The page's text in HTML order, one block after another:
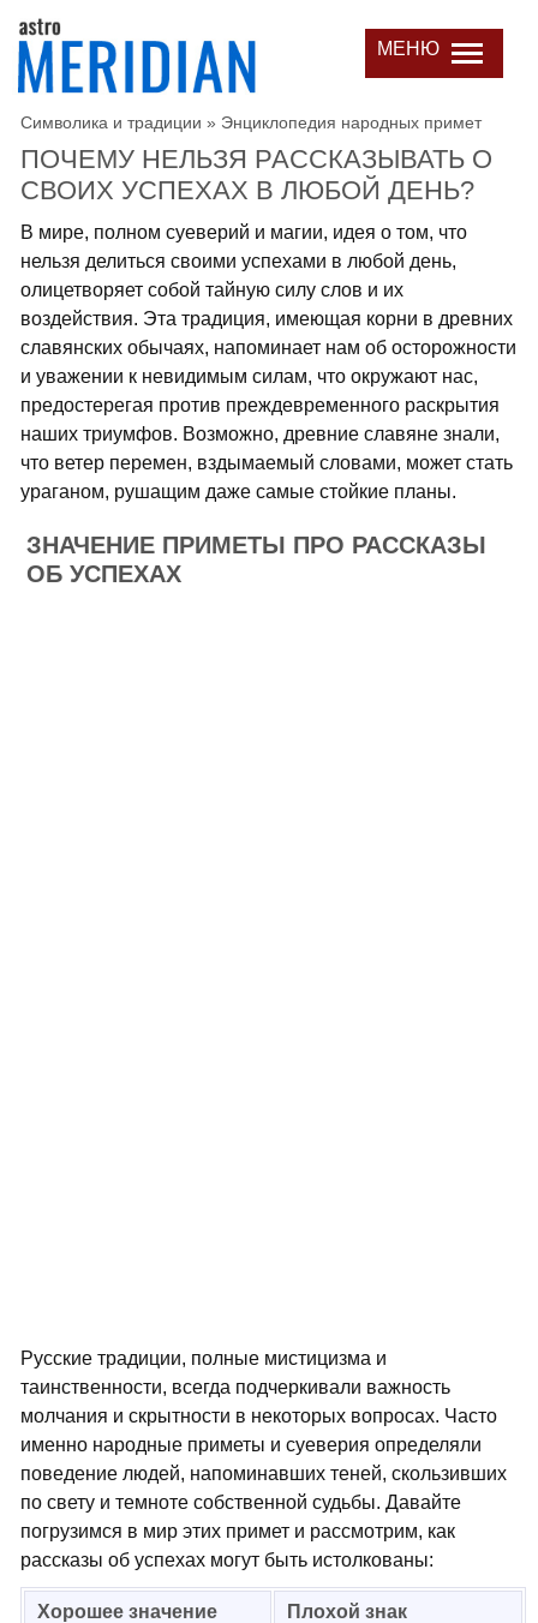
МЕНЮ
Символика и традиции » Энциклопедия народных примет
ПОЧЕМУ НЕЛЬЗЯ РАССКАЗЫВАТЬ О
СВОИХ УСПЕХАХ В ЛЮБОЙ ДЕНЬ?
В мире, полном суеверий и магии, идея о том, что
нельзя делиться своими успехами в любой день,
олицетворяет собой тайную силу слов и их
воздействия. Эта традиция, имеющая корни в древних
славянских обычаях, напоминает нам об осторожности
и уважении к невидимым силам, что окружают нас,
предостерегая против преждевременного раскрытия
наших триумфов. Возможно, древние славяне знали,
что ветер перемен, вздымаемый словами, может стать
ураганом, рушащим даже самые стойкие планы.
ЗНАЧЕНИЕ ПРИМЕТЫ ПРО РАССКАЗЫ
ОБ УСПЕХАХ
Русские традиции, полные мистицизма и
таинственности, всегда подчеркивали важность
молчания и скрытности в некоторых вопросах. Часто
именно народные приметы и суеверия определяли
поведение людей, напоминавших теней, скользивших
по свету и темноте собственной судьбы. Давайте
погрузимся в мир этих примет и рассмотрим, как
рассказы об успехах могут быть истолкованы:
Хорошее значение
Плохой знак